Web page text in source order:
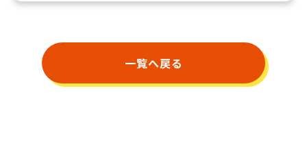
一覧へ戻る